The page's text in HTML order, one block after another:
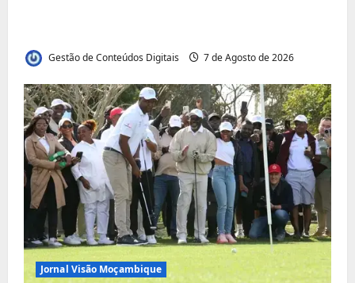
Gestão de Conteúdos Digitais 7 de Agosto de 2026
Jornal Visão Moçambique